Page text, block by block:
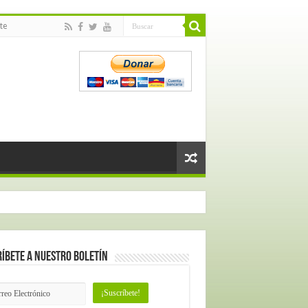
a nuestro Boletín